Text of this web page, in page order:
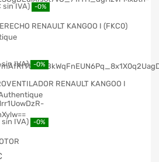
-0%
RENAULT KANGOO I (FKC0)
-0%
RENAULT KANGOO I
-0%